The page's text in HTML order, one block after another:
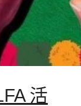
活